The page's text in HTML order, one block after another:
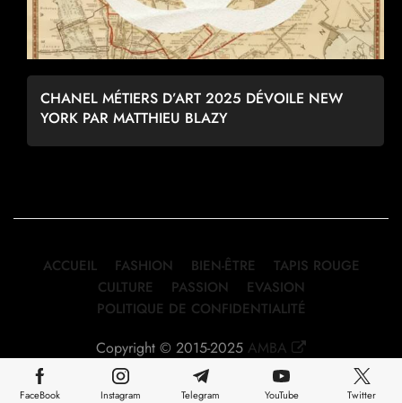
CHANEL MÉTIERS D’ART 2025 DÉVOILE NEW
YORK PAR MATTHIEU BLAZY
ACCUEIL FASHION BIEN-ÊTRE
TAPIS ROUGE
CULTURE
PASSION
EVASION
POLITIQUE DE CONFIDENTIALITÉ
Copyright © 2015-2025 AMBA
FaceBook Instagram Telegram YouTube Twitter